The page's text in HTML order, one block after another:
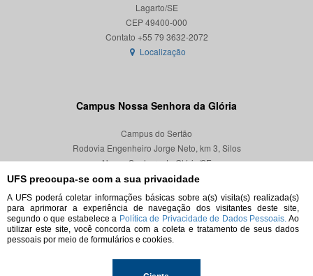
UFS preocupa-se com a sua privacidade
A UFS poderá coletar informações básicas sobre a(s) visita(s) realizada(s)
para aprimorar a experiência de navegação dos visitantes deste site,
segundo o que estabelece a Política de Privacidade de Dados Pessoais. Ao
utilizar este site, você concorda com a coleta e tratamento de seus dados
pessoais por meio de formulários e cookies.
Lagarto/SE
CEP 49400-000
Localização
Campus Nossa Senhora da Glória
Campus do Sertão
Rodovia Engenheiro Jorge Neto, km 3, Silos
Nossa Senhora da Glória/SE
CEP 49680-000
Localização